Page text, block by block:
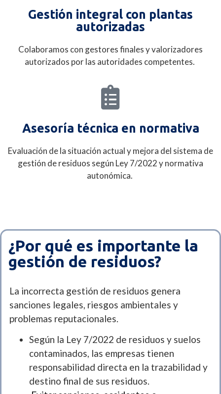
Gestión integral con plantas
autorizadas
Colaboramos con gestores finales y valorizadores
autorizados por las autoridades competentes.
Asesoría técnica en normativa
Evaluación de la situación actual y mejora del sistema de
gestión de residuos según Ley 7/2022 y normativa
autonómica.
¿Por qué es importante la
gestión de residuos?
La incorrecta gestión de residuos genera
sanciones legales, riesgos ambientales y
problemas reputacionales.
Según la Ley 7/2022 de residuos y suelos
contaminados, las empresas tienen
responsabilidad directa en la trazabilidad y
destino final de sus residuos.